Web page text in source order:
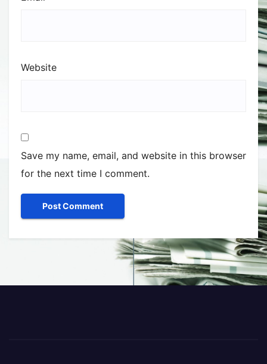
Website
Save my name, email, and website in this browser
for the next time I comment.